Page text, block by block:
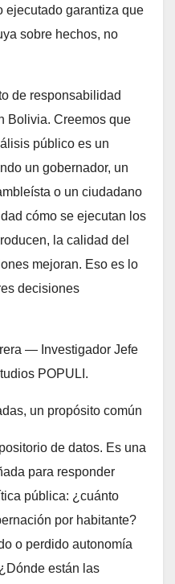
ejecutado garantiza que
sobre hechos, no
de responsabilidad
Bolivia. Creemos que
público es un
un gobernador, un
o un ciudadano
cómo se ejecutan los
la calidad del
mejoran. Eso es lo
decisiones
— Investigador Jefe
POPULI.
un propósito común
de datos. Es una
para responder
pública: ¿cuánto
por habitante?
o perdido autonomía
están las